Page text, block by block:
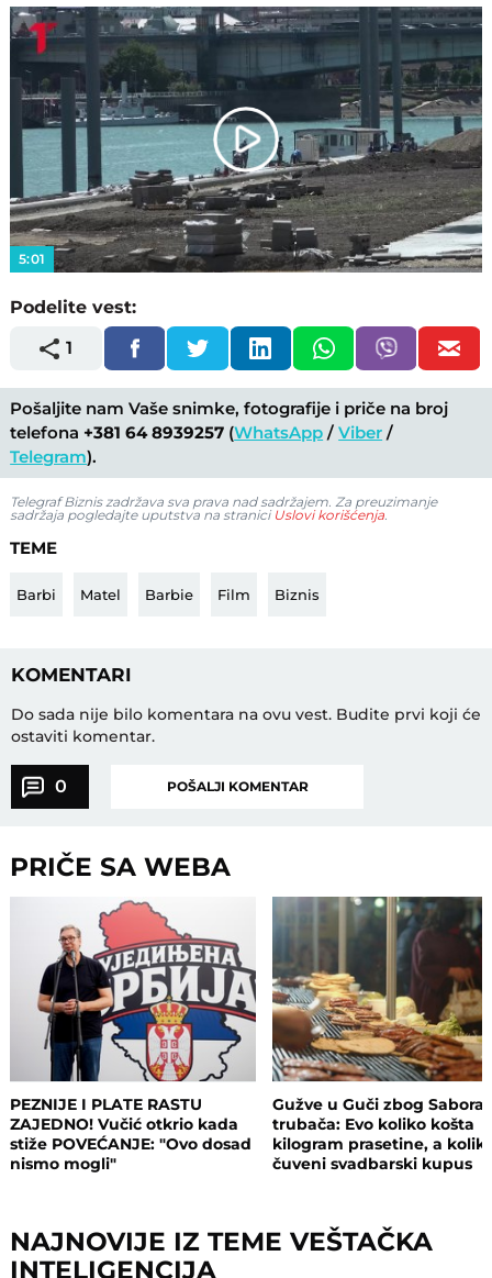
Play
Video
5:01
Podelite vest:
1
Pošaljite nam Vaše snimke, fotografije i priče na broj
telefona +381 64 8939257 (WhatsApp /Viber /
Telegram).
Telegraf Biznis zadržava sva prava nad sadržajem. Za preuzimanje
sadržaja pogledajte uputstva na stranici Uslovi korišćenja.
TEME
Barbi Matel Barbie Film Biznis
KOMENTARI
Do sada nije bilo komentara na ovu vest. Budite prvi koji će
ostaviti komentar.
0 POŠALJI KOMENTAR
PRIČE SA WEBA
PEZNIJE I PLATE RASTU
ZAJEDNO! Vučić otkrio kada
stiže POVEĆANJE: "Ovo dosad
nismo mogli"
Gužve u Guči zbog Sabora
trubača: Evo koliko košta
kilogram prasetine, a
čuveni svadbarski kupus
NAJNOVIJE IZ TEME VEŠTAČKA
INTELIGENCIJA